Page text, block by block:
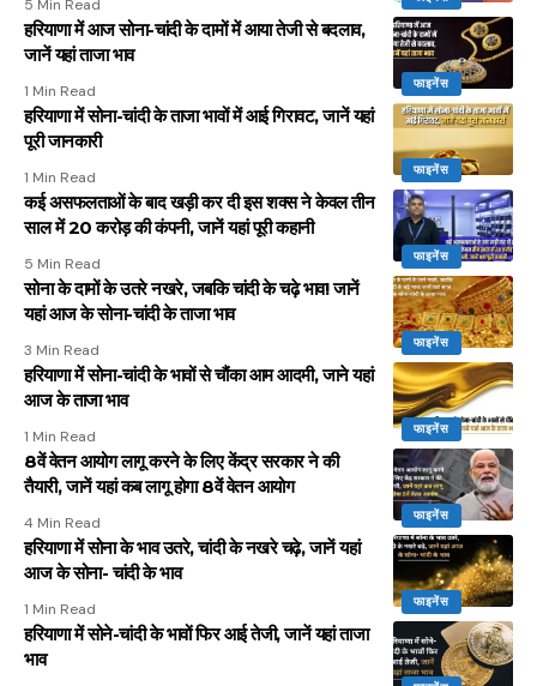
5 Min Read
फाइनेंस
हरियाणा में आज सोना-चांदी के दामों में आया तेजी से बदलाव,
जानें यहां ताजा भाव
1 Min Read
फाइनेंस
हरियाणा में सोना-चांदी के ताजा भावों में आई गिरावट, जानें यहां
पूरी जानकारी
1 Min Read
फाइनेंस
कई असफलताओं के बाद खड़ी कर दी इस शक्स ने केवल तीन
साल में 20 करोड़ की कंपनी, जानें यहां पूरी कहानी
5 Min Read
फाइनेंस
सोना के दामों के उतरे नखरे, जबकि चांदी के चढ़े भाव! जानें
यहां आज के सोना-चांदी के ताजा भाव
3 Min Read
फाइनेंस
हरियाणा में सोना-चांदी के भावों से चौंका आम आदमी, जाने यहां
आज के ताजा भाव
1 Min Read
फाइनेंस
8वें वेतन आयोग लागू करने के लिए केंद्र सरकार ने की
तैयारी, जानें यहां कब लागू होगा 8वें वेतन आयोग
4 Min Read
फाइनेंस
हरियाणा में सोना के भाव उतरे, चांदी के नखरे चढ़े, जानें यहां
आज के सोना- चांदी के भाव
1 Min Read
हरियाणा में सोने-चांदी के भावों फिर आई तेजी, जानें यहां ताजा
भाव